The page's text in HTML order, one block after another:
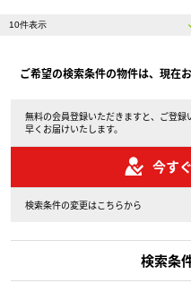
ご希望の検索条件の物件は、現在
無料の会員登録いただきますと、ご登
早くお届けいたします。
今す
検索条件の変更はこちらから
検索条